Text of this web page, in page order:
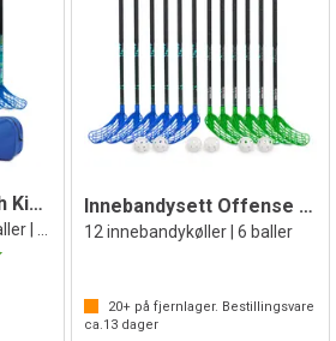
Innebandysett Match Kids 70 cm
12 innebandykøller | 6 baller | 1 bag
5.0 av 5 mulige
Innebandysett Offense 87 cm
12 innebandykøller | 6 baller
20+på fjernlager. Bestillingsvare
ca.13dager